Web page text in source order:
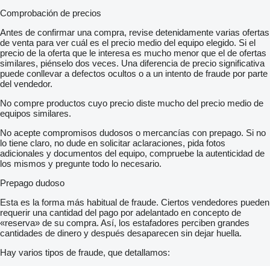
Comprobación de precios
Antes de confirmar una compra, revise detenidamente varias ofertas
de venta para ver cuál es el precio medio del equipo elegido. Si el
precio de la oferta que le interesa es mucho menor que el de ofertas
similares, piénselo dos veces. Una diferencia de precio significativa
puede conllevar a defectos ocultos o a un intento de fraude por parte
del vendedor.
No compre productos cuyo precio diste mucho del precio medio de
equipos similares.
No acepte compromisos dudosos o mercancías con prepago. Si no
lo tiene claro, no dude en solicitar aclaraciones, pida fotos
adicionales y documentos del equipo, compruebe la autenticidad de
los mismos y pregunte todo lo necesario.
Prepago dudoso
Esta es la forma más habitual de fraude. Ciertos vendedores pueden
requerir una cantidad del pago por adelantado en concepto de
«reserva» de su compra. Así, los estafadores perciben grandes
cantidades de dinero y después desaparecen sin dejar huella.
Hay varios tipos de fraude, que detallamos: